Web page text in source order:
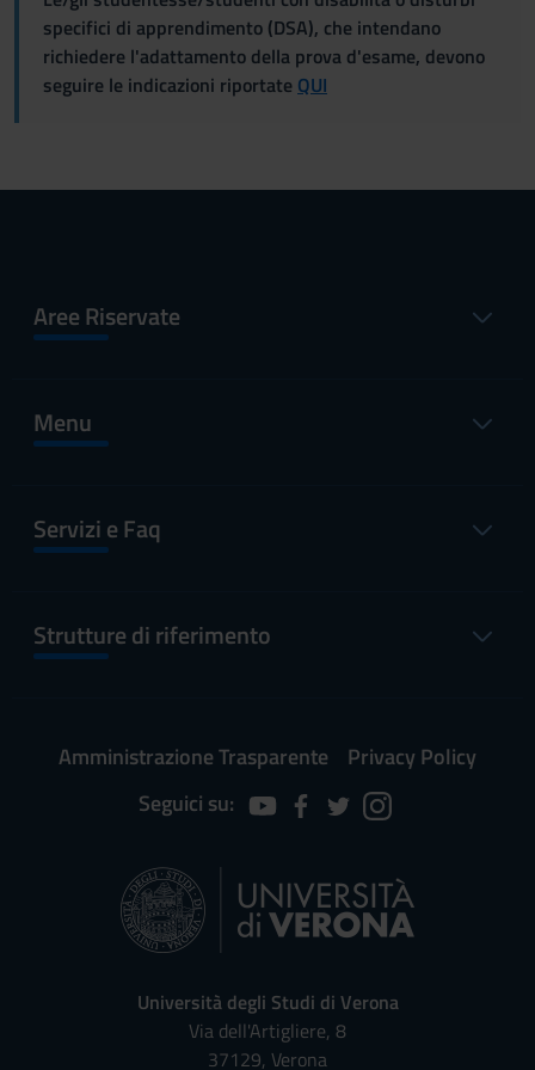
specifici di apprendimento (DSA), che intendano
richiedere l'adattamento della prova d'esame, devono
seguire le indicazioni riportate QUI
Aree Riservate
Menu
Servizi e Faq
Strutture di riferimento
Amministrazione Trasparente
Privacy Policy
Seguici su:
Università degli Studi di Verona
Via dell'Artigliere, 8
37129, Verona